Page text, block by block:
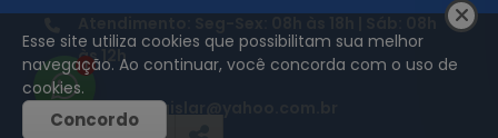
às 12h
juridico.legislar@yahoo.com.br
1
Esse site utiliza cookies que possibilitam sua melhor
navegação. Ao continuar, você concorda com o uso de
cookies.
Concordo